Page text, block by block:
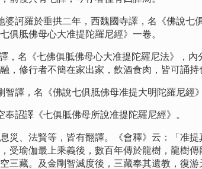
羅於垂拱二年，西魏國寺譯，名《佛說七
俱胝佛母心大准提陀羅尼經》一卷。
名《七佛俱胝佛母心大准提陀羅尼法》，內
，修行者不簡在家出家，飲酒食肉，皆可誦持
，名《佛說七俱胝佛母准提大明陀羅尼經》
詔譯《七俱胝佛母所說准提陀羅尼經》。
、法賢等，皆有翻譯。《會釋》云：「准提
受瑜伽最上乘義後，數百年傳於龍樹，龍樹
三藏。及金剛智滅度後，三藏奉其遺教，復